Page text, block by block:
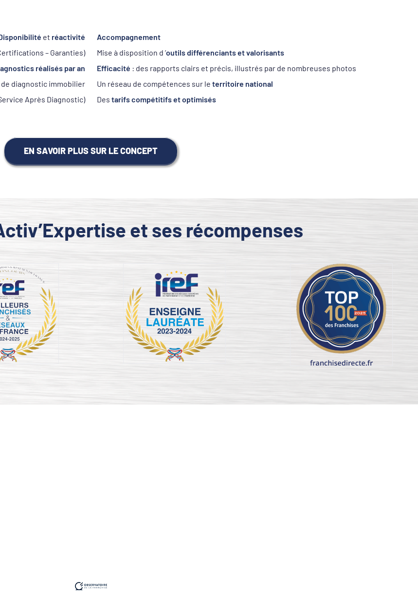
et réactivité
– Garanties)
réalisés par an
diagnostic immobilier
Après Diagnostic)
Accompagnement
Mise à disposition d ’outils différenciants et valorisants
Efficacité : des rapports clairs et précis, illustrés par de nombreuses photos
Un réseau de compétences sur leterritoire national
Destarifs compétitifs et optimisés
EN SAVOIR PLUS SUR LE CONCEPT
et ses récompenses